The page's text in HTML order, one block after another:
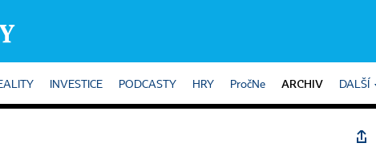
INVESTICE PODCASTY HRY PročNe ARCHIV DALŠÍ